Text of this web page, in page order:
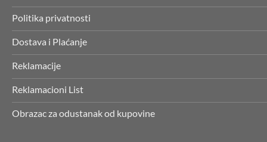
Politika privatnosti
Dostava i Plaćanje
Reklamacije
Reklamacioni List
Obrazac za odustanak od kupovine